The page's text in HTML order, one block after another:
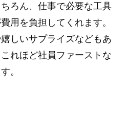
ろん、仕事で必要な工具
用を負担してくれます。
しいサプライズなどもあ
れほど社員ファーストな
。